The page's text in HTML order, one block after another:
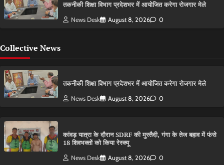
तकनीकी शिक्षा विभाग प्रदेशभर में आयोजित करेगा रोजगार मेले
News Desk August 8, 2026 0
Collective News
तकनीकी शिक्षा विभाग प्रदेशभर में आयोजित करेगा रोजगार मेले
News Desk August 8, 2026 0
कांवड़ यात्रा के दौरान SDRF की मुस्तैदी, गंगा के तेज बहाव में फंसे
18 शिवभक्तों को किया रेस्क्यू
News Desk August 8, 2026 0